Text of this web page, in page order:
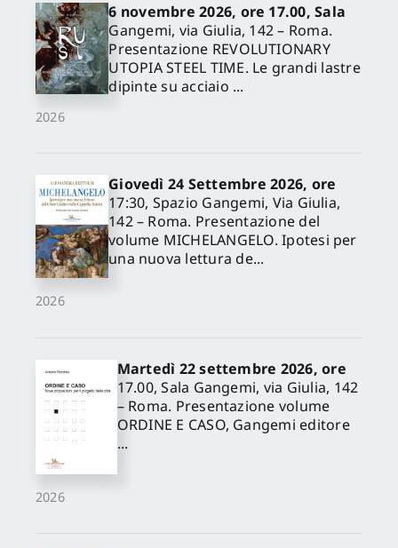
2026
6 novembre 2026, ore 17.00, Sala
Gangemi, via Giulia, 142 – Roma.
Presentazione REVOLUTIONARY
UTOPIA STEEL TIME. Le grandi lastre
dipinte su acciaio ...
2026
Giovedì 24 Settembre 2026, ore
17:30, Spazio Gangemi, Via Giulia,
142 – Roma. Presentazione del
volume MICHELANGELO. Ipotesi per
una nuova lettura de...
2026
Martedì 22 settembre 2026, ore
17.00, Sala Gangemi, via Giulia, 142
– Roma. Presentazione volume
ORDINE E CASO, Gangemi editore
...